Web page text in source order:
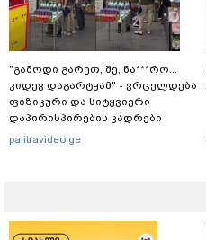
"გამოდი გარეთ, შე, ნა***რო...
კიდევ დაგარტყამ" - ვრცელდება
ფიზიკური და სიტყვიერი
დაპირისპირების კადრები
სუპერმარკეტიდან
palitravideo.ge